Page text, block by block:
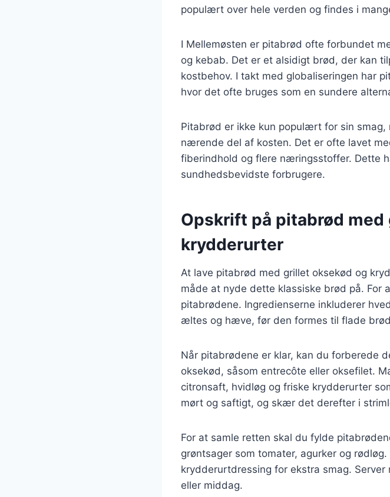
populært over hele verden og findes i
I Mellemøsten er pitabrød ofte forbundet
og kebab. Det er et alsidigt brød, der kan
kostbehov. I takt med globaliseringen har
hvor det ofte bruges som en sundere
Pitabrød er ikke kun populært for sin
nærende del af kosten. Det er ofte lavet
fiberindhold og flere næringsstoffer. Dette
sundhedsbevidste forbrugere.
Opskrift på pitabrød
krydderurter
At lave pitabrød med grillet oksekød og
måde at nyde dette klassiske brød på. For
pitabrødene. Ingredienserne inkluderer
æltes og hæve, før den formes til flade
Når pitabrødene er klar, kan du forberede
oksekød, såsom entrecôte eller oksefilet.
citronsaft, hvidløg og friske krydderurter
mørt og saftigt, og skær det derefter i
For at samle retten skal du fylde
grøntsager som tomater, agurker og
krydderurtdressing for ekstra smag.
eller middag.